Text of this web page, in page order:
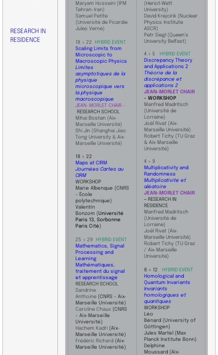
RESEARCH IN
RESIDENCE
Maryam Hosseini (IPM
Tehran-Iran)
Samuel Petite
(Université de Picardie
Jules Verne)
18 > 22 HYBRID EVENT
Scaling Limits from
Microscopic to
Macroscopic Physics
Limites
asymptotiques de la
physique
microscopique vers
la physique
macroscopique
JEAN-MORLET CHAIR –
RESEARCH SCHOOL
Mihai Bostan (Aix-
Marseille Université)
Shi Jin (Shanghai Jiao
Tong University & Aix-
Marseille Université)
18 > 22
Maps at CIRM
Journées Cartes au
CIRM
WORKSHOP
Marie Albenque (CNRS
– École
polytechnique)
Valentin
Bonzom (Université
Paris 13, Sorbonne
Paris Cité )
25 > 29 HYBRID EVENT
Mathematics, Signal
Processing and
Learning
​Mathématiques,
traitement du signal
et apprentissage​
RESEARCH SCHOOL
Sandrine
Anthoine (CNRS – Aix-
Marseille Université)
Caroline Chaux (CNRS
– Aix-Marseille
Université)
Hachem Kadri (Aix-
Marseille Université)
Frédéric Richard (Aix-
Marseille Université)
(Heriot-Watt
University)
David Krejcirik (Nuclear
Physics Institute
ASCR)
Petr Siegl (Queen’s
University Belfast)
4 > 5 HYBRID EVENT
Discrepancy Theory
and Applications 2
Théorie de la
discrépance et
applications 2
JEAN-MORLET CHAIR
- WORKSHOP
Manfred Madritsch
(Université de
Lorraine)
​Joël Rivat (Aix-
Marseille Université)
Robert Tichy (TU Graz
& Aix-Marseille
Université)
4 > 9
Multiplicativity and
Randomness
Multiplicativité et
aléatoire
JEAN-MORLET CHAIR ​
– RESEARCH IN
RESIDENCE
Manfred Madritsch
(Université de
Lorraine)
Joël Rivat (Aix-
Marseille Université)
Robert Tichy (TU Graz
/ Aix-Marseille
Université)
8 > 12 HYBRID EVENT
Homological and
Quantum Invariants
Invariants
homologiques et
quantiques
​WORKSHOP
Léo
Bénard (University of
Göttingen)
Jules Martel
(Max
Planck Institute Bonn)
Delphine
Moussard (Aix-